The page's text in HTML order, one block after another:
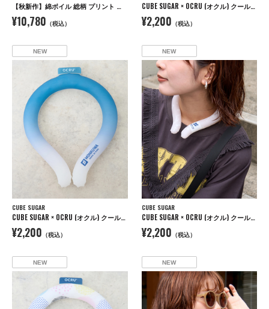
【秋新作】綿ボイル 総柄 プリント ドロスト シャツワンピース
¥10,780 （税込）
CUBE SUGAR × OCRU (オクル) クールリング
¥2,200 （税込）
NEW
CUBE SUGAR
CUBE SUGAR × OCRU (オクル) クールリング
¥2,200 （税込）
NEW
CUBE SUGAR
CUBE SUGAR × OCRU (オクル) クールリング
¥2,200 （税込）
NEW NEW